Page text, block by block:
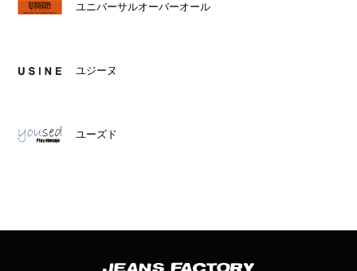
ユニバーサルオーバーオール
ユジーヌ
ユーズド